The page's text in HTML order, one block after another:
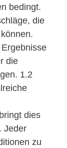
bedingt.
die
die
1.2
dies
Jeder
zu